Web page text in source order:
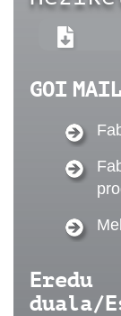
GOI
Eredu
duala/